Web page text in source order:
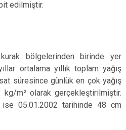
edilmiştir.
bölgelerinden birinde yer
ortalama yıllık toplam yağış
süresince günlük en çok yağış
kg/m² olarak gerçekleştirilmiştir.
05.01.2002 tarihinde 48 cm